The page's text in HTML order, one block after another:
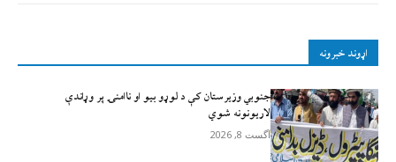
اړوند خبرونه
جنوبي وزیرستان کې د لوړو بیو او ناامنۍ پر وړاندې
لاريونونه شوي
آگست 8, 2026